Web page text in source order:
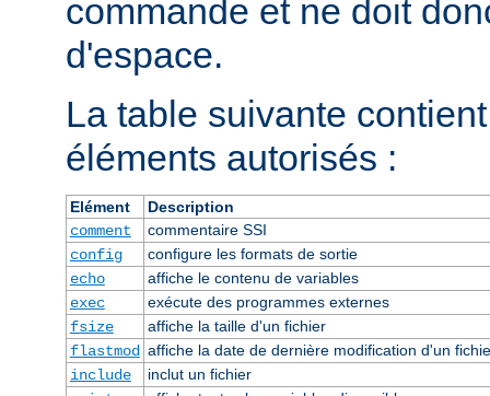
commande et ne doit
d'espace.
La table suivante
éléments autorisés :
Elément
Description
comment
commentaire SSI
config
configure les formats de sortie
echo
affiche le contenu de variables
exec
exécute des programmes externes
fsize
affiche la taille d'un fichier
flastmod affiche la date de dernière modification d'un
include
inclut un fichier